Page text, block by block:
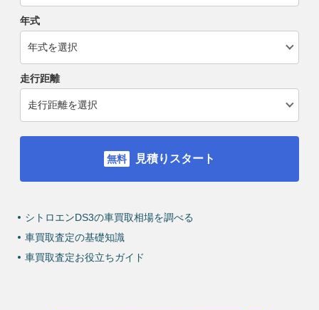
年式
走行距離
見積りスタート
シトロエンDS3の車買取相場を調べる
車買取査定の基礎知識
車買取査定お役立ちガイド